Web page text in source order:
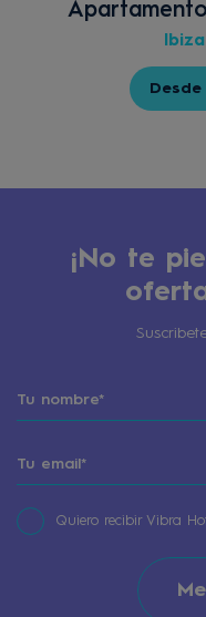
Desde
¡No te
Quiero recibir Vibra